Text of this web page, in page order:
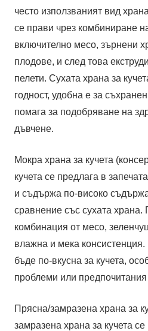
често използваният вид
се прави чрез комбиниране
включително месо, зърнени
плодове, и след това
пелети. Сухата храна за
годност, удобна е за
помага за подобряване на
дъвчене.
Мокра храна за кучета
кучета се предлага в
и съдържа по-високо
сравнение със сухата храна.
комбинация от месо,
влажна и мека
бъде по-вкусна за кучета,
проблеми или
Прясна/замразена храна за
замразена храна за кучета